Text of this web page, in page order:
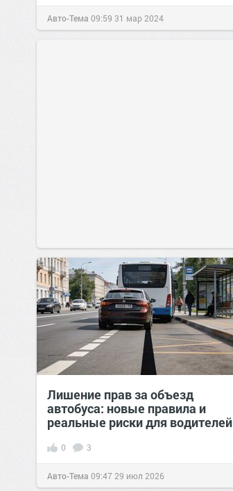
Авто-Тема 09:59 31 мар 2024
Лишение прав за объезд
автобуса: новые правила и
реальные риски для водителей
0 3
Авто-Тема 09:47 29 июл 2026